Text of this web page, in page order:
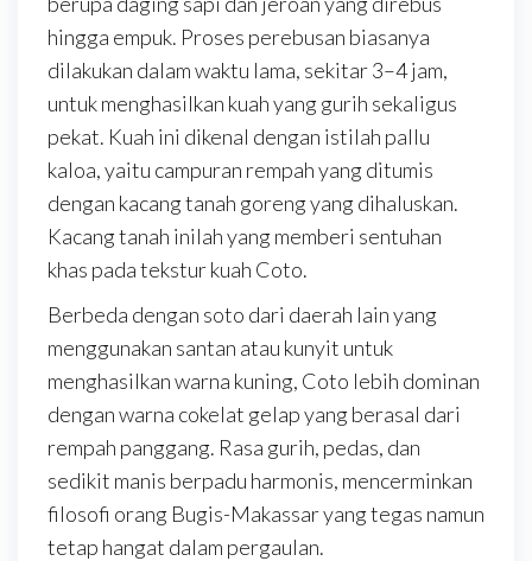
hingga empuk. Proses perebusan biasanya
dilakukan dalam waktu lama, sekitar 3–4 jam,
untuk menghasilkan kuah yang gurih sekaligus
pekat. Kuah ini dikenal dengan istilah pallu
kaloa, yaitu campuran rempah yang ditumis
dengan kacang tanah goreng yang dihaluskan.
Kacang tanah inilah yang memberi sentuhan
khas pada tekstur kuah Coto.
Berbeda dengan soto dari daerah lain yang
menggunakan santan atau kunyit untuk
menghasilkan warna kuning, Coto lebih dominan
dengan warna cokelat gelap yang berasal dari
rempah panggang. Rasa gurih, pedas, dan
sedikit manis berpadu harmonis, mencerminkan
filosofi orang Bugis-Makassar yang tegas namun
tetap hangat dalam pergaulan.